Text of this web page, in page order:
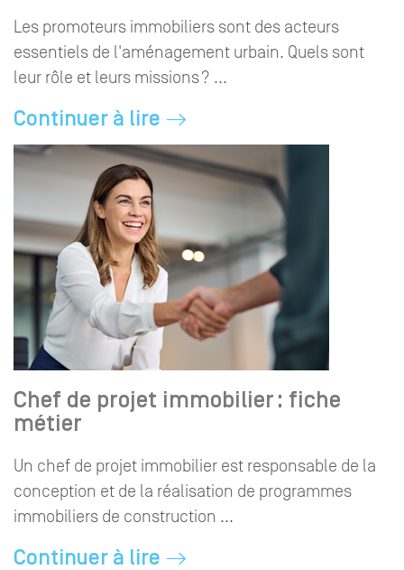
Les promoteurs immobiliers sont des acteurs
essentiels de l'aménagement urbain. Quels sont
leur rôle et leurs missions ? ...
Continuer à lire
Chef de projet immobilier : fiche
métier
Un chef de projet immobilier est responsable de la
conception et de la réalisation de programmes
immobiliers de construction ...
Continuer à lire